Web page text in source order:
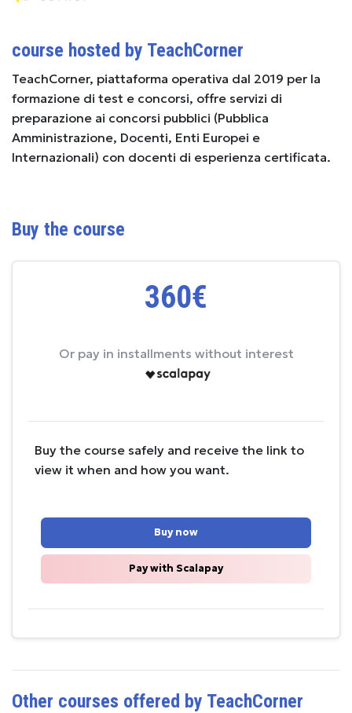
course hosted by TeachCorner
TeachCorner, piattaforma operativa dal 2019 per la
formazione di test e concorsi, offre servizi di
preparazione ai concorsi pubblici (Pubblica
Amministrazione, Docenti, Enti Europei e
Internazionali) con docenti di esperienza certificata.
Buy the course
360€
Or pay in installments without interest
Buy the course safely and receive the link to
view it when and how you want.
Buy now
Pay with Scalapay
Other courses offered by TeachCorner